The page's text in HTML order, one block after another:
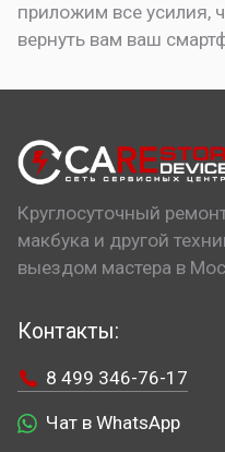
приложим все усилия,
вернуть вам ваш
Круглосуточный
макбука и другой
выездом мастера в
Контакты:
8 499 346-76-17
Чат в WhatsApp